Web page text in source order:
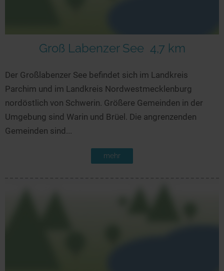
Groß Labenzer See 4,7 km
Der Großlabenzer See befindet sich im Landkreis
Parchim und im Landkreis Nordwestmecklenburg
nordöstlich von Schwerin. Größere Gemeinden in der
Umgebung sind Warin und Brüel. Die angrenzenden
Gemeinden sind...
mehr